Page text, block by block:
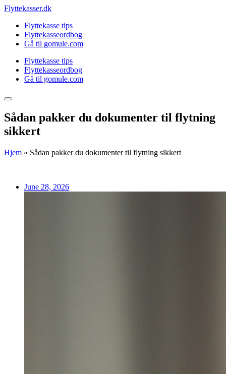
Skip
content
Flyttekasser.dk
Flyttekasse tips
Flyttekasseordbog
Gå til gomule.com
Flyttekasse tips
Flyttekasseordbog
Gå til gomule.com
Sådan pakker du dokumenter til flytning
sikkert
Hjem » Sådan pakker du dokumenter til flytning sikkert
June 28, 2026